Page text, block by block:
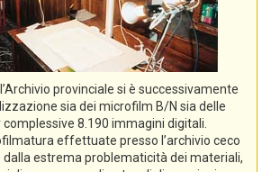
provinciale si è successivamente
sia dei microfilm B/N sia delle
8.190 immagini digitali.
effettuate presso l’archivio ceco
estrema problematicità dei materiali,